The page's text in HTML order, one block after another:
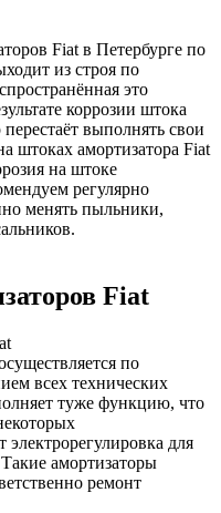
Fiat в Петербурге по
из строя по
это
коррозии штока
выполнять свои
штоках амортизатора Fiat
на штоке
регулярно
менять пыльники,
Fiat
по
всех технических
туже функцию, что
электрорегулировка для
амортизаторы
ремонт